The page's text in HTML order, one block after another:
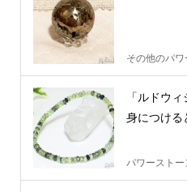
その他のパ
「ルドウ
身につける
パワースト